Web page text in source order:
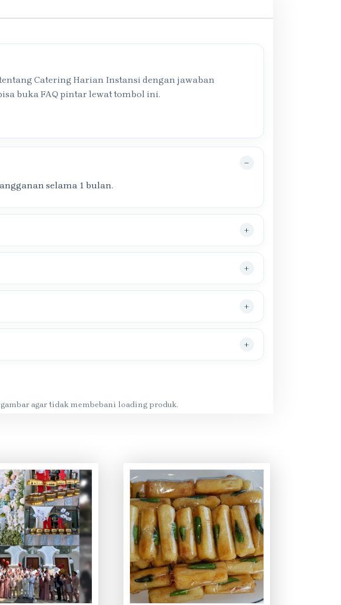
Catering Harian Instansi dengan jawaban
buka FAQ pintar lewat tombol ini.
selama 1 bulan.
agar tidak membebani loading produk.